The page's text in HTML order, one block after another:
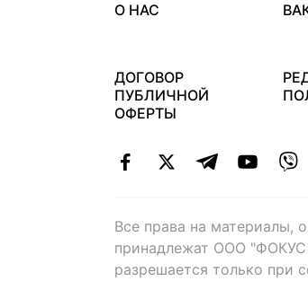
О НАС
ДОГОВОР
ПУБЛИЧНОЙ
ОФЕРТЫ
Все права на материалы,
принадлежат ООО "ФОКУС
разрешается только при